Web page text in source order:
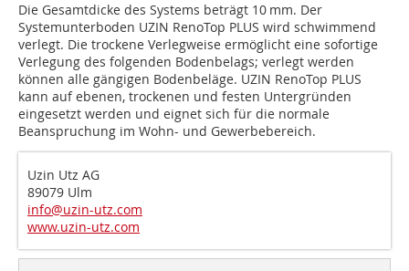
Die Gesamtdicke des Systems beträgt 10 mm. Der
Systemunterboden UZIN RenoTop PLUS wird schwimmend
verlegt. Die trockene Verlegweise ermöglicht eine sofortige
Verlegung des folgenden Bodenbelags; verlegt werden
können alle gängigen Bodenbeläge. UZIN RenoTop PLUS
kann auf ebenen, trockenen und festen Untergründen
eingesetzt werden und eignet sich für die normale
Beanspruchung im Wohn- und Gewerbebereich.
Uzin Utz AG
89079 Ulm
info@uzin-utz.com
www.uzin-utz.com